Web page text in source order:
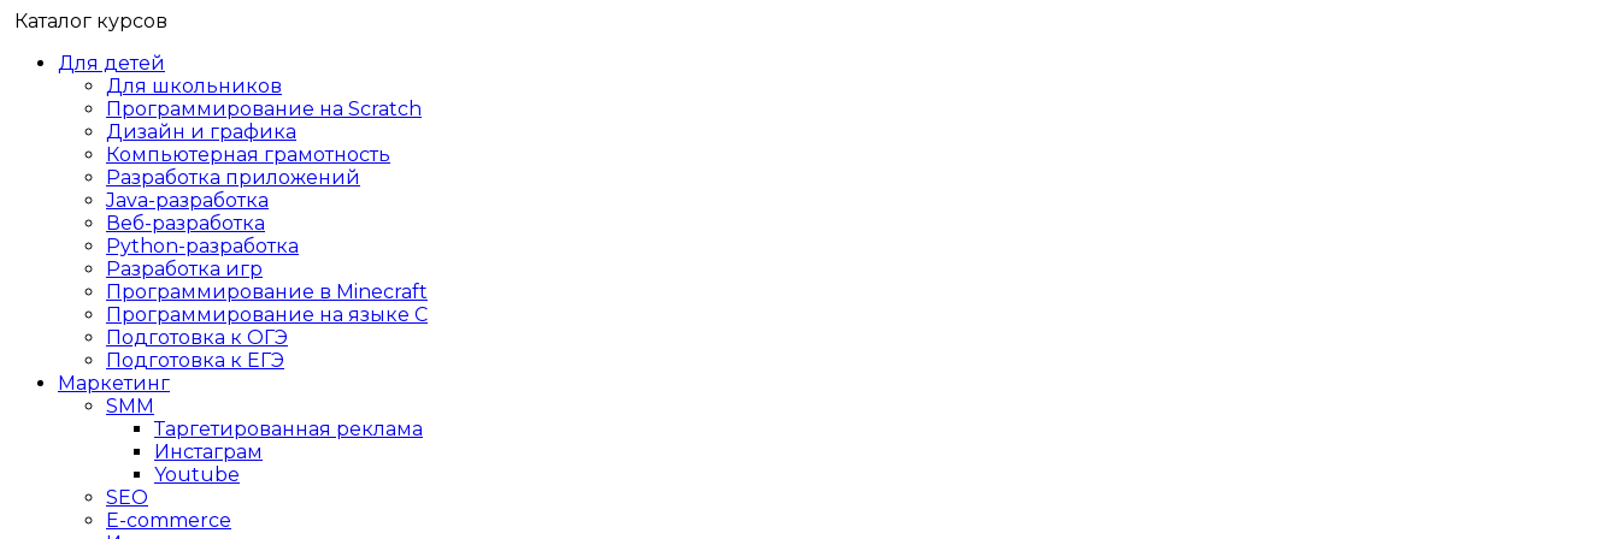
Каталог курсов
Для детей
Для школьников
Программирование на Scratch
Дизайн и графика
Компьютерная грамотность
Разработка приложений
Java-разработка
Веб-разработка
Python-разработка
Разработка игр
Программирование в Minecraft
Программирование на языке C
Подготовка к ОГЭ
Подготовка к ЕГЭ
Маркетинг
SMM
Таргетированная реклама
Инстаграм
Youtube
SEO
E-сommerce